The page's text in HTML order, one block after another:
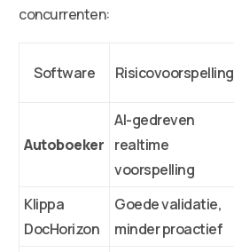
concurrenten:
Software Risicovoorspelling
Autoboeker
AI-gedreven
realtime
voorspelling
Klippa
DocHorizon
Goede validatie,
minder proactief